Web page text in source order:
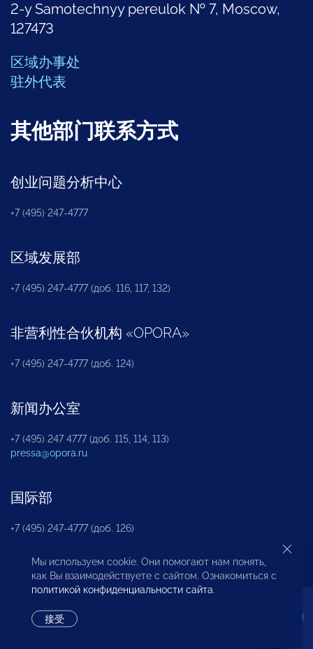
2-y Samotechnyy pereulok № 7, Moscow,
127473
区域办事处
驻外代表
其他部门联系方式
创业问题分析中心
+7 (495) 247-4777
区域发展部
+7 (495) 247-4777 (доб. 116, 117, 132)
非营利性合伙机构 «OPORA»
+7 (495) 247-4777 (доб. 124)
新闻办公室
+7 (495) 247 4777 (доб. 115, 114, 113)
pressa@opora.ru
国际部
+7 (495) 247-4777 (доб. 126)
商投权益保护部
Мы используем cookie. Они помогают нам понять,
как Вы взаимодействуете с сайтом. Ознакомиться с
политикой конфиденциальности сайта.
接受